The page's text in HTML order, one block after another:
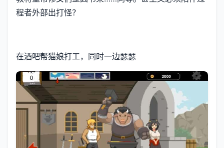
程者外部出打怪？
在酒吧帮猫娘打工，同时一边瑟瑟